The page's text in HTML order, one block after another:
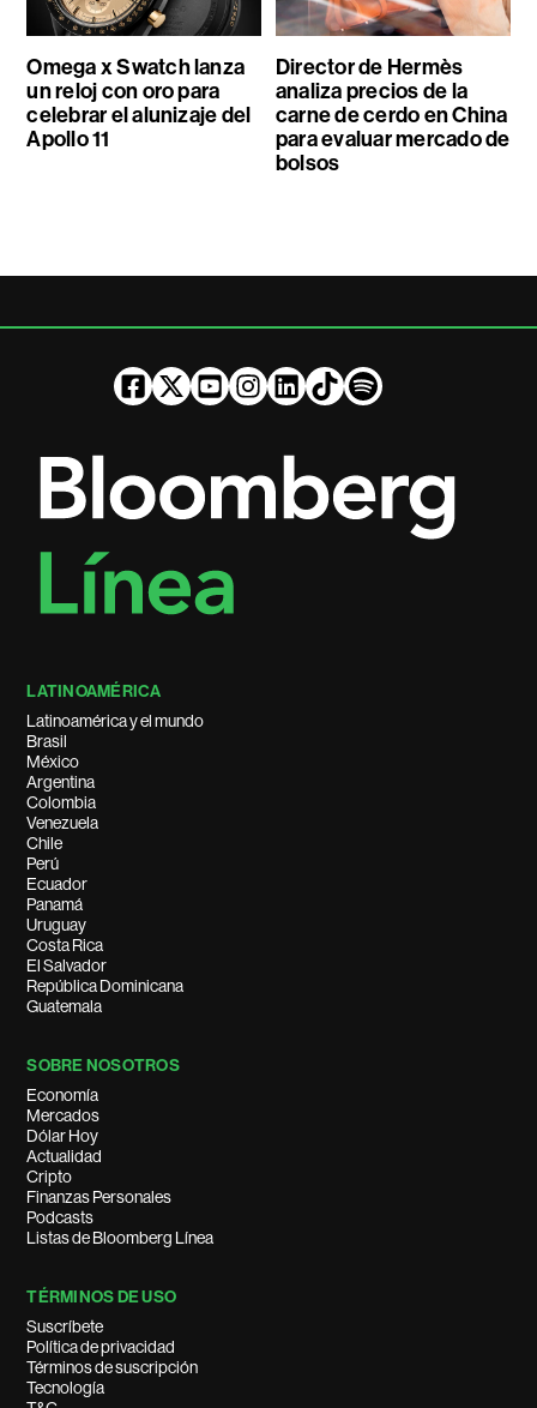
Omega x Swatch lanza
un reloj con oro para
celebrar el alunizaje del
Apollo 11
Director de Hermès
analiza precios de la
carne de cerdo en China
para evaluar mercado de
bolsos
LATINOAMÉRICA
Latinoamérica y el mundo
Brasil
México
Argentina
Colombia
Venezuela
Chile
Perú
Ecuador
Panamá
Uruguay
Costa Rica
El Salvador
República Dominicana
Guatemala
SOBRE NOSOTROS
Economía
Mercados
Dólar Hoy
Actualidad
Cripto
Finanzas Personales
Podcasts
Listas de Bloomberg Línea
TÉRMINOS DE USO
Suscríbete
Política de privacidad
Términos de suscripción
Tecnología